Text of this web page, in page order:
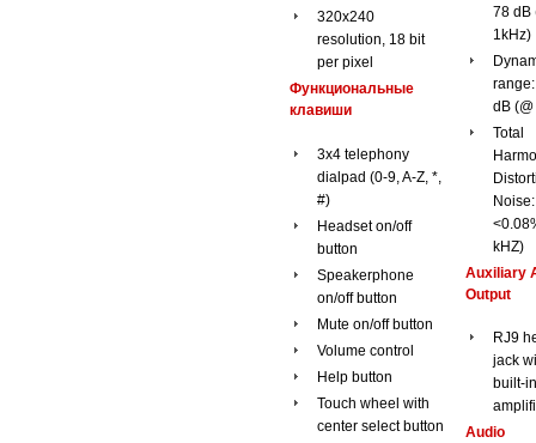
320x240
resolution, 18 bit
per pixel
Функциональные
клавиши
3x4 telephony
dialpad (0-9, A-Z, *,
#)
Headset on/off
button
Speakerphone
on/off button
Mute on/off button
Volume control
Help button
Touch wheel with
center select button
78 dB
1kHz)
dB
Total
Noise:
kHZ)
Auxiliary
Output
RJ9
jack
built-in
Audio